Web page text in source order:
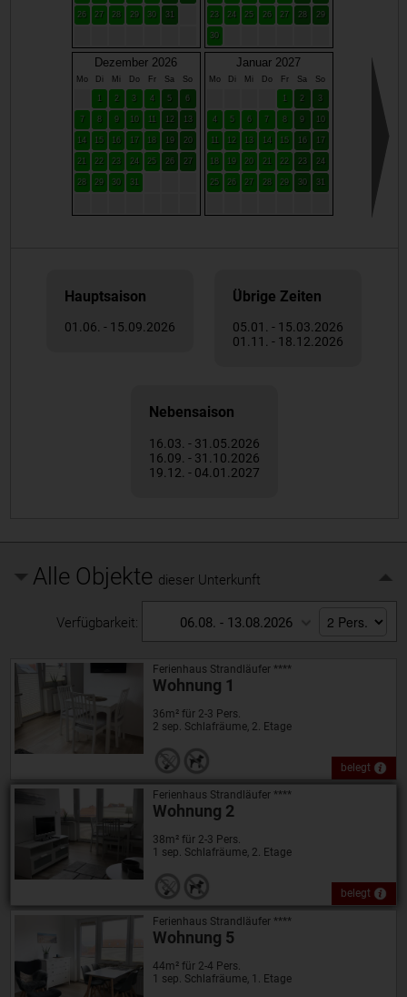
26 27 28 29 30 31 23 24 25 26 27 28 29
30
Dezember 2026
Mo Di Mi Do Fr Sa So
1 2 3 4 5 6
7 8 9 10 11 12 13
14 15 16 17 18 19 20
21 22 23 24 25 26 27
28 29 30 31
Januar 2027
Mo Di Mi Do Fr Sa So
1 2 3
4 5 6 7 8 9 10
11 12 13 14 15 16 17
18 19 20 21 22 23 24
25 26 27 28 29 30 31
Hauptsaison
01.06. - 15.09.2026
Übrige Zeiten
05.01. - 15.03.2026
01.11. - 18.12.2026
Nebensaison
16.03. - 31.05.2026
16.09. - 31.10.2026
19.12. - 04.01.2027
Alle Objekte dieser Unterkunft
Verfügbarkeit: 06.08. - 13.08.2026
belegt
Ferienhaus Strandläufer ****
Wohnung 1
36m² für 2-3 Pers.
2 sep. Schlafräume, 2. Etage
belegt
Ferienhaus Strandläufer ****
Wohnung 2
38m² für 2-3 Pers.
1 sep. Schlafräume, 2. Etage
Ferienhaus Strandläufer ****
Wohnung 5
44m² für 2-4 Pers.
1 sep. Schlafräume, 1. Etage